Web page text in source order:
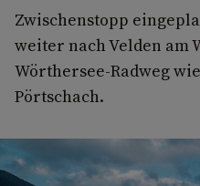
Zwischenstopp
weiter nach Velden am
Wörthersee-Radweg
Pörtschach.